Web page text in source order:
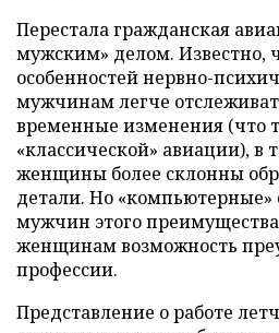
Перестала гражданская
мужским» делом. Известно,
особенностей нервно-
мужчинам легче
временные изменения (что
«классической» авиации), в
женщины более склонны
детали. Но
мужчин этого
женщинам возможность
профессии.
Представление о работе